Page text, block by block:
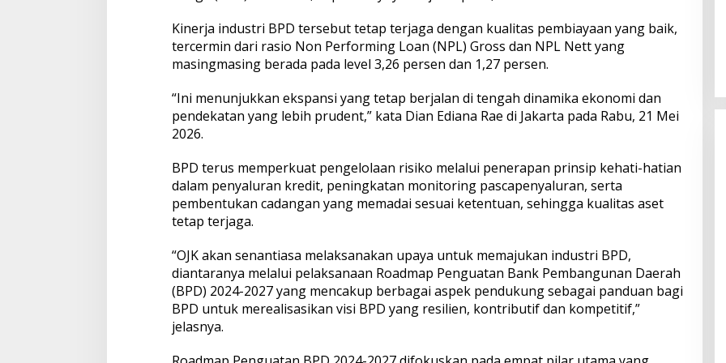
i
l
i
u
Kinerja industri BPD tersebut tetap terjaga dengan kualitas pembiayaan yang baik,
tercermin dari rasio Non Performing Loan (NPL) Gross dan NPL Nett yang
masingmasing berada pada level 3,26 persen dan 1,27 persen.
“Ini menunjukkan ekspansi yang tetap berjalan di tengah dinamika ekonomi dan
pendekatan yang lebih prudent,” kata Dian Ediana Rae di Jakarta pada Rabu, 21 Mei
2026.
BPD terus memperkuat pengelolaan risiko melalui penerapan prinsip kehati-hatian
dalam penyaluran kredit, peningkatan monitoring pascapenyaluran, serta
pembentukan cadangan yang memadai sesuai ketentuan, sehingga kualitas aset
tetap terjaga.
“OJK akan senantiasa melaksanakan upaya untuk memajukan industri BPD,
diantaranya melalui pelaksanaan Roadmap Penguatan Bank Pembangunan Daerah
(BPD) 2024-2027 yang mencakup berbagai aspek pendukung sebagai panduan bagi
BPD untuk merealisasikan visi BPD yang resilien, kontributif dan kompetitif,”
jelasnya.
Perkuat Ekosistem Pariwisata
dan Serapan Investasi, Sira
Village Grand Outlet Bali Resmi
Dibuka di KEK Kura Kura